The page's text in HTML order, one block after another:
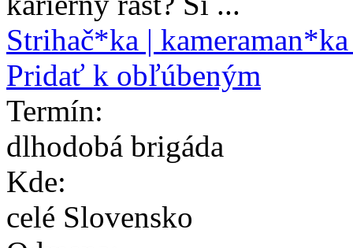
Strihač*ka |
Pridať k obľúbeným
Termín:
dlhodobá brigáda
Kde:
celé Slovensko